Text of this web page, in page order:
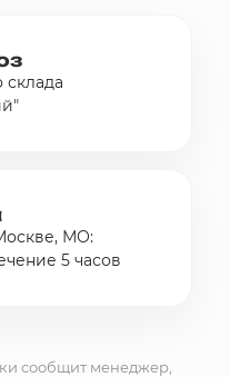
МО:
5 часов
сообщит менеджер,